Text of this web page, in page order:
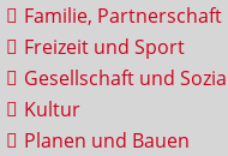
Familie,
Freizeit und Sport
Gesellschaft und
Kultur
Planen und Bauen